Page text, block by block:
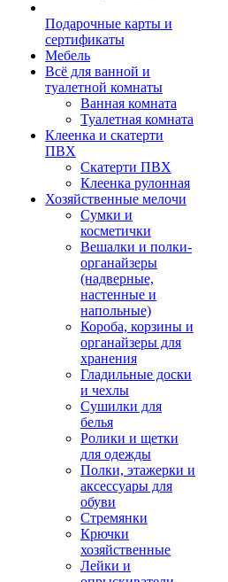
Подарочные карты и
сертификаты
Мебель
Всё для ванной и
туалетной комнаты
Ванная комната
Туалетная комната
Клеенка и скатерти
ПВХ
Скатерти ПВХ
Клеенка рулонная
Хозяйственные мелочи
Сумки и
косметички
Вешалки и полки-
органайзеры
(надверные,
настенные и
напольные)
Короба, корзины и
органайзеры для
хранения
Гладильные доски
и чехлы
Сушилки для
белья
Ролики и щетки
для одежды
Полки, этажерки и
аксессуары для
обуви
Стремянки
Крючки
хозяйственные
Лейки и